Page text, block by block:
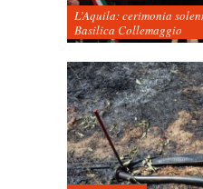
L’Aquila: cerimonia
Basilica Collemaggio